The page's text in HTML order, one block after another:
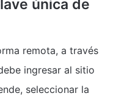
única de
remota, a través
ingresar al sitio
seleccionar la